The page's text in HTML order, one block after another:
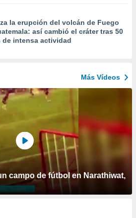
la erupción del volcán de Fuego
así cambió el cráter tras 50
de intensa actividad
Más Vídeos
campo de fútbol en Narathiwat,